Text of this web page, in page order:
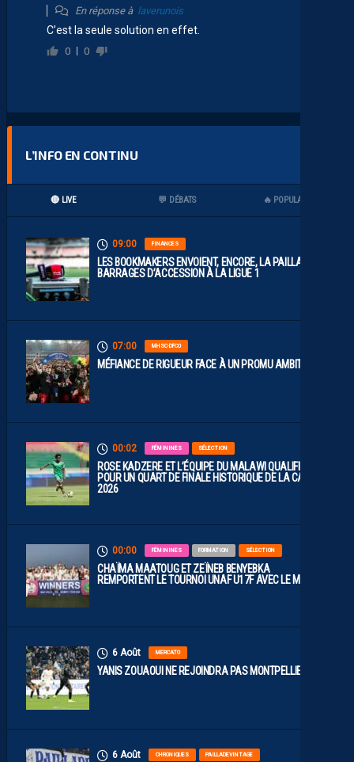
En réponse à laverunois
C’est la seule solution en effet.
0 0
L’INFO EN CONTINU
🔴 LIVE 💬 DÉBATS 🔥 POPULAIRES
09:00 FINANCES
LES BOOKMAKERS ENVOIENT, ENCORE, LA PAILLADE EN
BARRAGES D’ACCESSION À LA LIGUE 1
07:00 MHSC-DFCO
MÉFIANCE DE RIGUEUR FACE À UN PROMU AMBITIEUX
00:02 FÉMININES SÉLECTION
ROSE KADZERE ET L’ÉQUIPE DU MALAWI QUALIFIÉES
POUR UN QUART DE FINALE HISTORIQUE DE LA CAN
2026
00:00 FÉMININES FORMATION SÉLECTION
CHAÏMA MAATOUG ET ZEÏNEB BENYEBKA
REMPORTENT LE TOURNOI UNAF U17F AVEC LE MAROC
6 Août MERCATO
YANIS ZOUAOUI NE REJOINDRA PAS MONTPELLIER…
6 Août CHRONIQUES PAILLADEVINTAGE